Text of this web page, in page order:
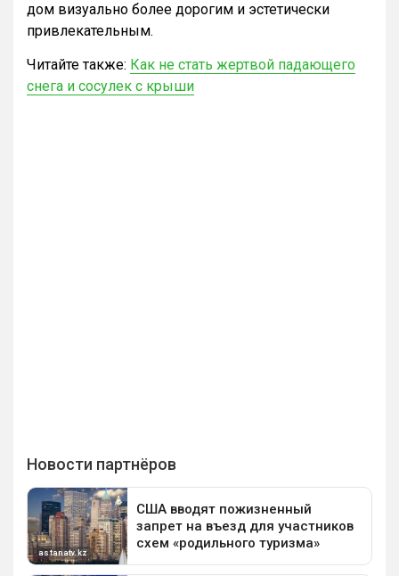
дом визуально более дорогим и эстетически
привлекательным.
Читайте также: Как не стать жертвой падающего
снега и сосулек с крыши